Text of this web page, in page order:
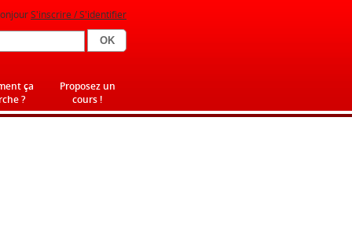
S'inscrire / S'identifier
ça
?
Proposez un
cours !